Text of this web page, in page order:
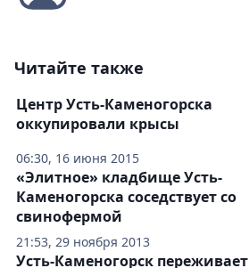
Читайте также
06:30, 16 июня 2015
Центр Усть-Каменогорска
оккупировали крысы
21:53, 29 ноября 2013
«Элитное» кладбище Усть-
Каменогорска соседствует со
свинофермой
Усть-Каменогорск переживает